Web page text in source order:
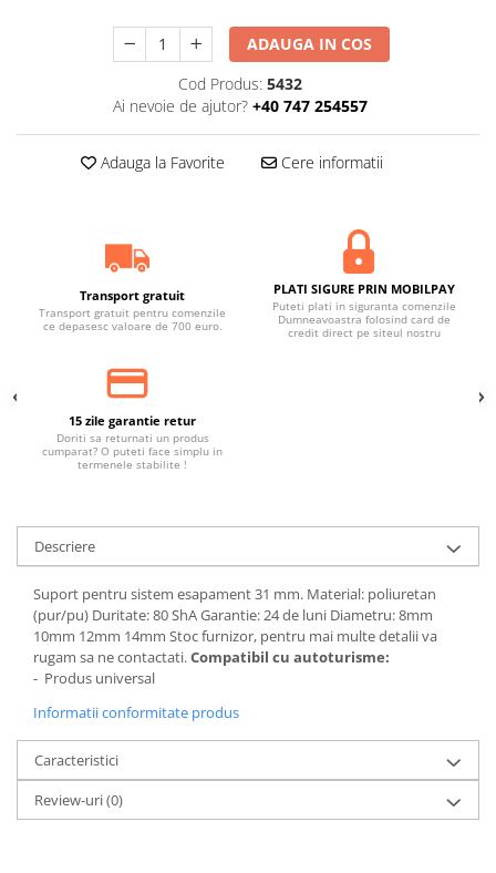
Tuning evacuare
Banda termoizolata
Iluminari autoutilitare
Lumini la numar
Proiectoare ceata
Semnalizari aripa
Stopuri
Tuning motor
Furtun intercooler turbo
Intercooler
ADAUGA IN COS
Cod Produs: 5432
Ai nevoie de ajutor? +40 747 254557
Adauga la Favorite Cere informatii
Transport gratuit
Transport gratuit pentru comenzile
ce depasesc valoare de 700 euro.
PLATI SIGURE PRIN MOBILPAY
Puteti plati in siguranta comenzile
Dumneavoastra folosind card de
credit direct pe siteul nostru
15 zile garantie retur
Doriti sa returnati un produs
cumparat? O puteti face simplu in
termenele stabilite !
Descriere
Suport pentru sistem esapament 31 mm. Material: poliuretan
(pur/pu) Duritate: 80 ShA Garantie: 24 de luni Diametru: 8mm
10mm 12mm 14mm Stoc furnizor, pentru mai multe detalii va
rugam sa ne contactati.Compatibil cu autoturisme:
- Produs universal
Informatii conformitate produs
Caracteristici
Review-uri(0)